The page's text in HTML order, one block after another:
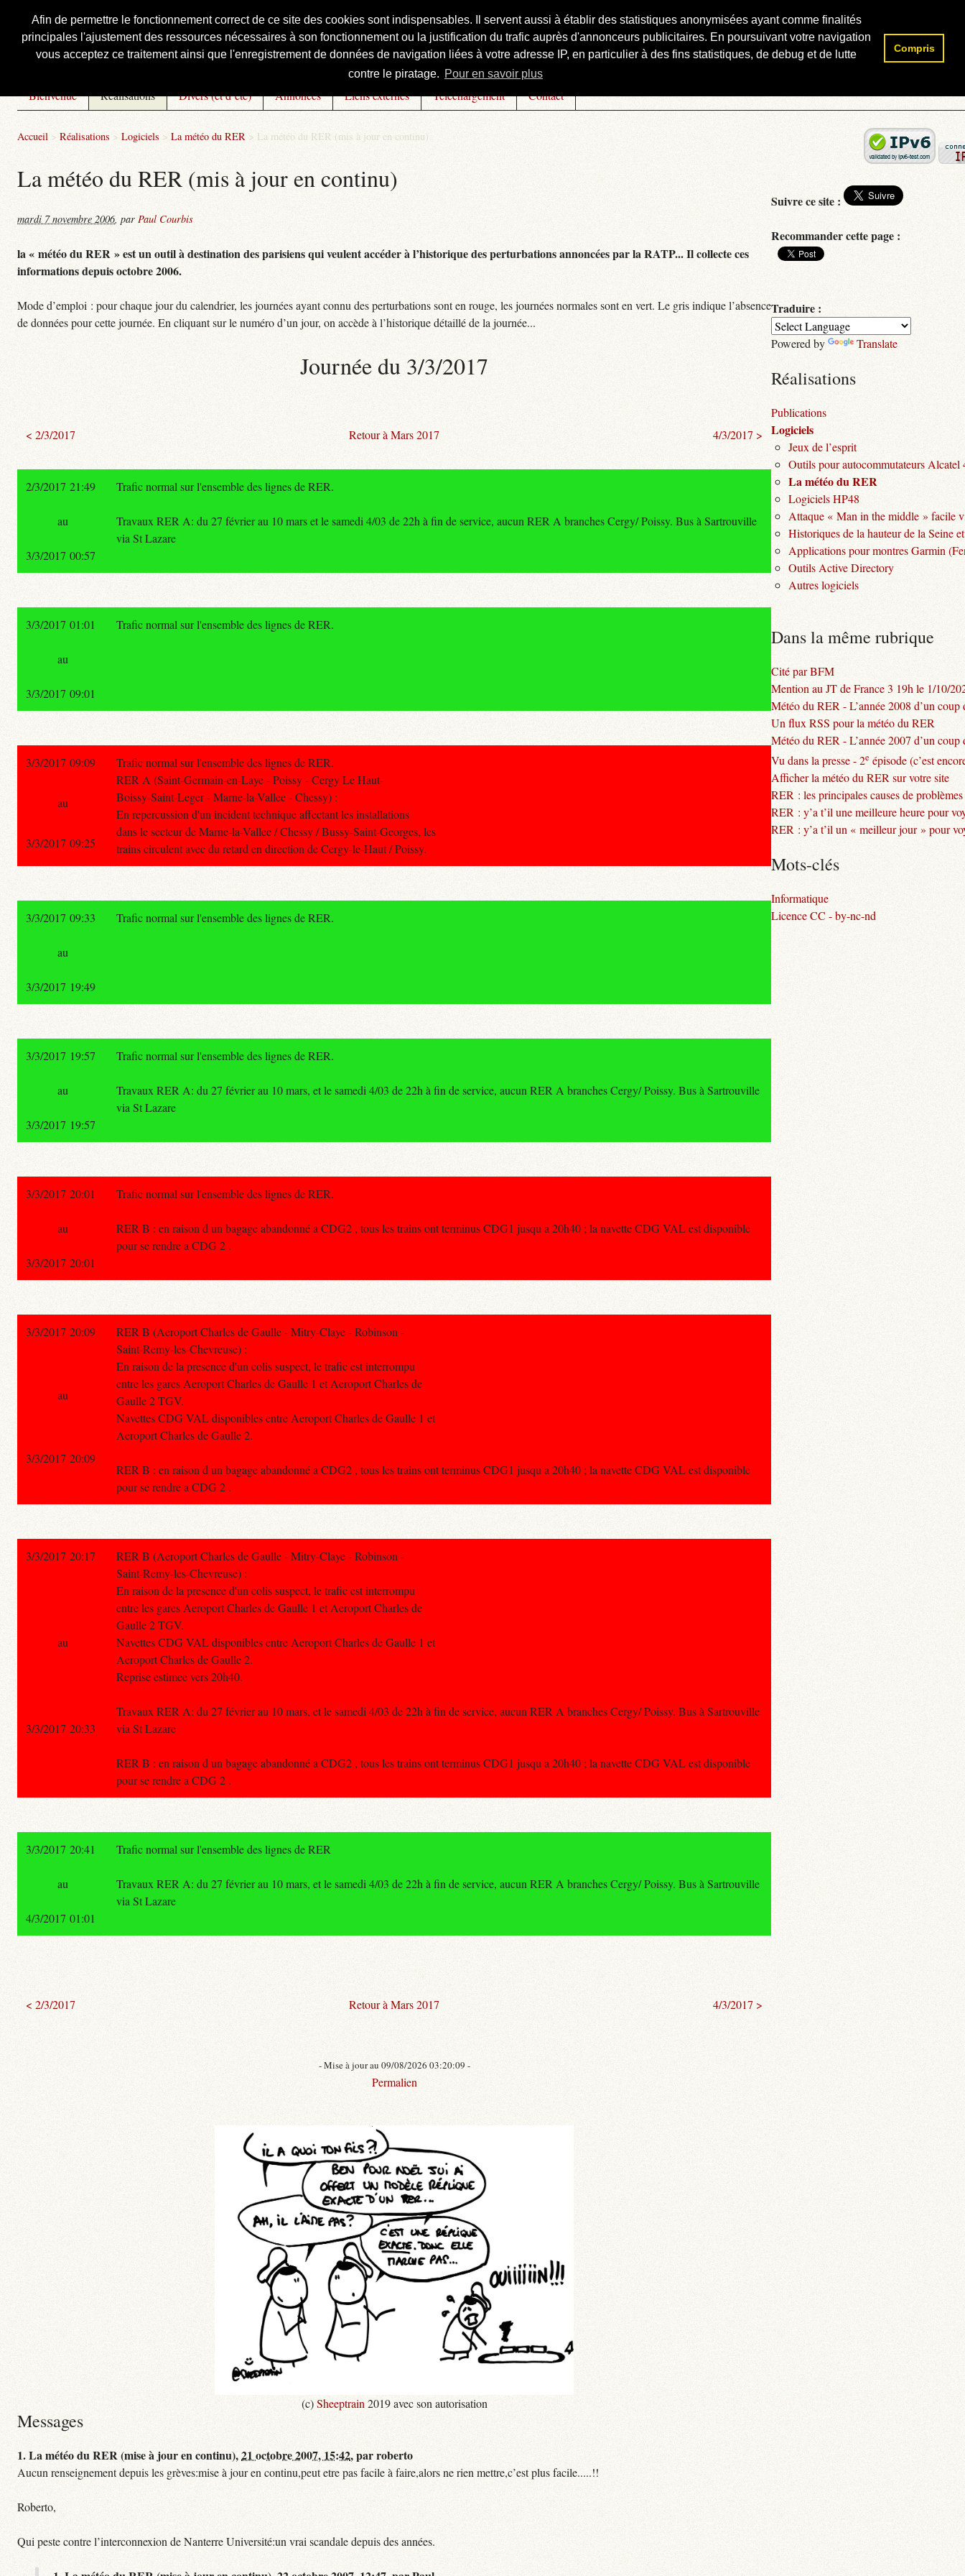
Afin de permettre le fonctionnement correct de ce site des cookies sont indispensables. Il servent aussi à établir des statistiques anonymisées ayant comme finalités
principales l'ajustement des ressources nécessaires à son fonctionnement ou la justification du trafic auprès d'annonceurs publicitaires. En poursuivant votre navigation
vous acceptez ce traitement ainsi que l'enregistrement de données de navigation liées à votre adresse IP, en particulier à des fins statistiques, de debug et de lutte
contre le piratage. Pour en savoir plus
Compris
Courbis, « LE » Blog Officiel
Bienvenue Réalisations Divers (et d’été) Annonces Liens externes Téléchargement Contact
Accueil > Réalisations > Logiciels > La météo du RER > La météo du RER (mis à jour en continu)
La météo du RER (mis à jour en continu)
mardi 7 novembre 2006, par Paul Courbis
la « météo du RER » est un outil à destination des parisiens qui veulent accéder à l’historique des perturbations annoncées par la RATP... Il collecte ces
informations depuis octobre 2006.
Mode d’emploi : pour chaque jour du calendrier, les journées ayant connu des perturbations sont en rouge, les journées normales sont en vert. Le gris indique l’absence
de données pour cette journée. En cliquant sur le numéro d’un jour, on accède à l’historique détaillé de la journée...
Journée du 3/3/2017
< 2/3/2017 Retour à Mars 2017 4/3/2017 >
2/3/2017 21:49 Trafic normal sur l'ensemble des lignes de RER.
Travaux RER A: du 27 février au 10 mars et le samedi 4/03 de 22h à fin de service, aucun RER A branches Cergy/ Poissy. Bus à Sartrouville
via St Lazare
au
3/3/2017 00:57
3/3/2017 01:01 Trafic normal sur l'ensemble des lignes de RER.
au
3/3/2017 09:01
3/3/2017 09:09
Trafic normal sur l'ensemble des lignes de RER.
RER A (Saint-Germain-en-Laye - Poissy - Cergy Le Haut-
Boissy-Saint-Leger - Marne-la-Vallee - Chessy) :
En repercussion d'un incident technique affectant les installations
dans le secteur de Marne-la-Vallee / Chessy / Bussy-Saint-Georges, les
trains circulent avec du retard en direction de Cergy-le-Haut / Poissy.
au
3/3/2017 09:25
3/3/2017 09:33 Trafic normal sur l'ensemble des lignes de RER.
au
3/3/2017 19:49
3/3/2017 19:57 Trafic normal sur l'ensemble des lignes de RER.
Travaux RER A: du 27 février au 10 mars, et le samedi 4/03 de 22h à fin de service, aucun RER A branches Cergy/ Poissy. Bus à Sartrouville
via St Lazare
au
3/3/2017 19:57
3/3/2017 20:01 Trafic normal sur l'ensemble des lignes de RER.
RER B : en raison d un bagage abandonné a CDG2 , tous les trains ont terminus CDG1 jusqu a 20h40 ; la navette CDG VAL est disponible
pour se rendre a CDG 2 .
au
3/3/2017 20:01
3/3/2017 20:09
RER B (Aeroport Charles de Gaulle - Mitry-Claye - Robinson -
Saint-Remy-les-Chevreuse) :
En raison de la presence d'un colis suspect, le trafic est interrompu
entre les gares Aeroport Charles de Gaulle 1 et Aeroport Charles de
Gaulle 2 TGV.
Navettes CDG VAL disponibles entre Aeroport Charles de Gaulle 1 et
Aeroport Charles de Gaulle 2.
RER B : en raison d un bagage abandonné a CDG2 , tous les trains ont terminus CDG1 jusqu a 20h40 ; la navette CDG VAL est disponible
pour se rendre a CDG 2 .
au
3/3/2017 20:09
3/3/2017 20:17
RER B (Aeroport Charles de Gaulle - Mitry-Claye - Robinson -
Saint-Remy-les-Chevreuse) :
En raison de la presence d'un colis suspect, le trafic est interrompu
entre les gares Aeroport Charles de Gaulle 1 et Aeroport Charles de
Gaulle 2 TGV.
Navettes CDG VAL disponibles entre Aeroport Charles de Gaulle 1 et
Aeroport Charles de Gaulle 2.
Reprise estimee vers 20h40.
Travaux RER A: du 27 février au 10 mars, et le samedi 4/03 de 22h à fin de service, aucun RER A branches Cergy/ Poissy. Bus à Sartrouville
via St Lazare
RER B : en raison d un bagage abandonné a CDG2 , tous les trains ont terminus CDG1 jusqu a 20h40 ; la navette CDG VAL est disponible
pour se rendre a CDG 2 .
au
3/3/2017 20:33
3/3/2017 20:41 Trafic normal sur l'ensemble des lignes de RER
Travaux RER A: du 27 février au 10 mars, et le samedi 4/03 de 22h à fin de service, aucun RER A branches Cergy/ Poissy. Bus à Sartrouville
via St Lazare
au
4/3/2017 01:01
< 2/3/2017 Retour à Mars 2017 4/3/2017 >
- Mise à jour au 09/08/2026 03:20:09 -
Permalien
(c)Sheeptrain 2019 avec son autorisation
Messages
1.La météo du RER (mise à jour en continu),21 octobre 2007, 15:42,parroberto
Aucun renseignement depuis les grèves:mise à jour en continu,peut etre pas facile à faire,alors ne rien mettre,c’est plus facile.....!!
Roberto,
Qui peste contre l’interconnexion de Nanterre Université:un vrai scandale depuis des années.
Rechercher :
Suivre ce site :
Recommander cette page :
Traduire :
Powered by Translate
Réalisations
Publications
Logiciels
Jeux de l’esprit
Outils pour autocommutateurs Alcatel
La météo du RER
Logiciels HP48
Attaque « Man in the middle » facile
Historiques de la hauteur de la Seine
Applications pour montres Garmin
Outils Active Directory
Autres logiciels
Dans la même rubrique
Cité par BFM
Mention au JT de France 3 19h le 1/10/
Météo du RER - L’année 2008 d’un coup
Un flux RSS pour la météo du RER
Météo du RER - L’année 2007 d’un coup
Vu dans la presse - 2e épisode (c’est
Afficher la météo du RER sur votre site
RER : les principales causes de problèmes
RER : y’a t’il une meilleure heure pour
RER : y’a t’il un « meilleur jour » pour
Mots-clés
Informatique
Licence CC - by-nc-nd